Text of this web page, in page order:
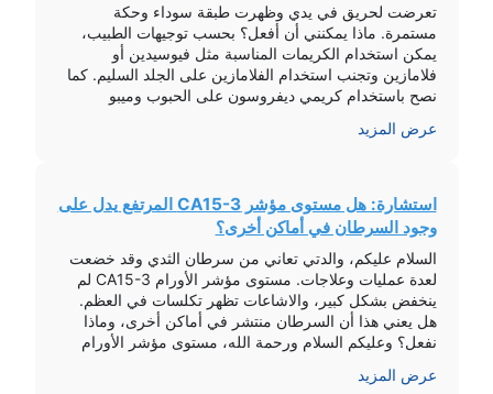
تعرضت لحريق في يدي وظهرت طبقة سوداء وحكة
مستمرة. ماذا يمكنني أن أفعل؟ بحسب توجيهات الطبيب،
يمكن استخدام الكريمات المناسبة مثل فيوسيدين أو
فلامازين وتجنب استخدام الفلامازين على الجلد السليم. كما
نصح باستخدام كريمي ديفروسون على الحبوب وميبو
لسرعة التحسن. علامات الحروق ظهور طبقة سوداء على
عرض المزيد
استشارة: هل مستوى مؤشر CA15-3 المرتفع يدل على
وجود السرطان في أماكن أخرى؟
السلام عليكم، والدتي تعاني من سرطان الثدي وقد خضعت
لعدة عمليات وعلاجات. مستوى مؤشر الأورام CA15-3 لم
ينخفض بشكل كبير، والاشاعات تظهر تكلسات في العظم.
هل يعني هذا أن السرطان منتشر في أماكن أخرى، وماذا
نفعل؟ وعليكم السلام ورحمة الله، مستوى مؤشر الأورام
حسب الأشعات الخاصة بالعظام، […]
عرض المزيد